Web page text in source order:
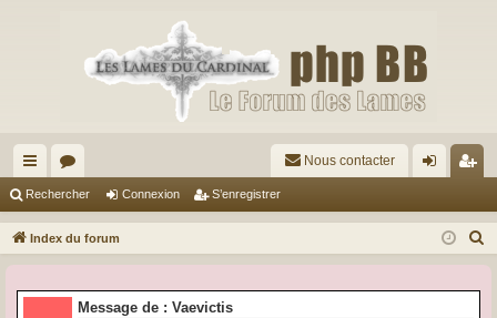
cc
ès
pi
or
u
s
Nous contacter
ne
on
nr
ist
Rechercher Connexion S’enregistrer
Index du forum
Message de : Vaevictis